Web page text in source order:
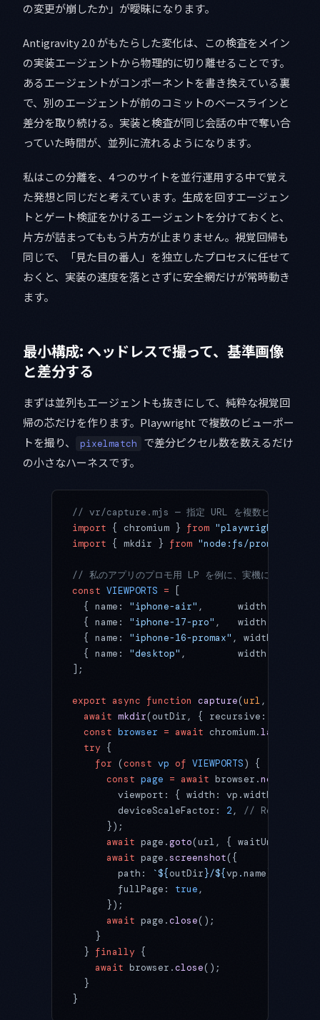
の変更が崩したか」が曖昧になります。
Antigravity 2.0 がもたらした変化は、この検査をメイン
の実装エージェントから物理的に切り離せることです。
あるエージェントがコンポーネントを書き換えている裏
で、別のエージェントが前のコミットのベースラインと
差分を取り続ける。実装と検査が同じ会話の中で奪い合
っていた時間が、並列に流れるようになります。
私はこの分離を、4 つのサイトを並行運用する中で覚え
た発想と同じだと考えています。生成を回すエージェン
トとゲート検証をかけるエージェントを分けておくと、
片方が詰まってももう片方が止まりません。視覚回帰も
同じで、「見た目の番人」を独立したプロセスに任せて
おくと、実装の速度を落とさずに安全網だけが常時動き
ます。
最小構成: ヘッドレスで撮って、基準画像
と差分する
まずは並列もエージェントも抜きにして、純粋な視覚回
帰の芯だけを作ります。Playwright で複数のビューポー
トを撮り、
pixelmatch
で差分ピクセル数を数えるだけ
の小さなハーネスです。
// vr/capture.mjs — 指定 URL を複数ビューポート
import { chromium } from "playwright"
import { mkdir } from "node:fs/promises"
// 私のアプリのプロモ用 LP を例に、実機に近い解像度
const VIEWPORTS = [
  { name:
"iphone-air" ,      width:
  { name:
"iphone-17-pro" ,   width:
  { name:
"iphone-16-promax" , width:
  { name:
"desktop" ,         width:
];
export async function capture(url ,
  await
mkdir(outDir, { recursive:
  const
browser = await chromium.launch
  try
{
    for
(const vp of VIEWPORTS) {
      const
page = await browser.newPage
viewport: { width: vp.width,
        deviceScaleFactor:
2 , // Retina 相当
      });
      await
page.goto(url, { waitUntil:
      await
page.screenshot({
        path:
`${outDir}/${vp .name
        fullPage:
true ,
      });
      await
page.close();
    }
  }
finally {
    await
browser.close();
  }
}